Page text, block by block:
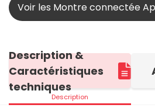
Voir les Montre connectée
Description &
Caractéristiques
techniques
Description